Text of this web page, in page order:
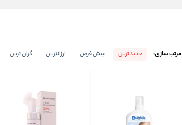
مرتب سازی: جدیدترین پیش فرض ارزانترین گران ترین